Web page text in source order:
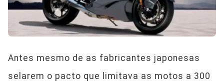
Antes mesmo de as fabricantes japonesas
selarem o pacto que limitava as motos a 300